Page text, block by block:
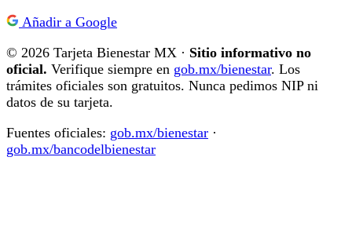
Añadir a Google
© 2026 Tarjeta Bienestar MX · Sitio informativo no
oficial. Verifique siempre en gob.mx/bienestar. Los
trámites oficiales son gratuitos. Nunca pedimos NIP ni
datos de su tarjeta.
Fuentes oficiales: gob.mx/bienestar ·
gob.mx/bancodelbienestar